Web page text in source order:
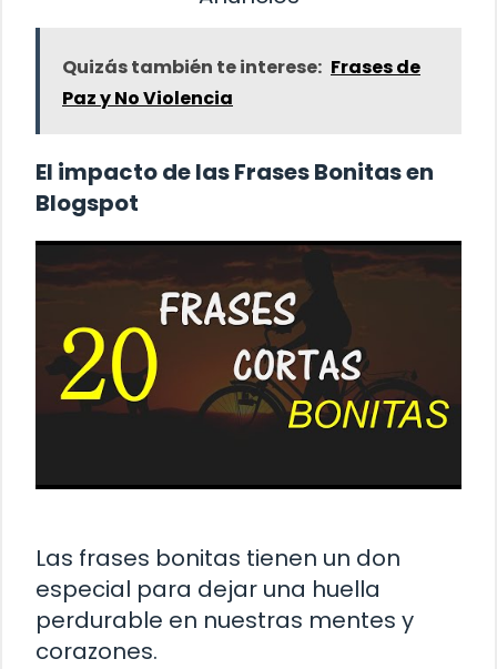
Quizás también te interese: Frases de
Paz y No Violencia
El impacto de las Frases Bonitas en
Blogspot
Las frases bonitas tienen un don
especial para dejar una huella
perdurable en nuestras mentes y
corazones.